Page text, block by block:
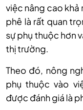
việc nâng cao khả
phê là rất quan
sự phụ thuộc hơn
thị trường.
Theo đó, nông
phụ thuộc vào
được đánh giá là